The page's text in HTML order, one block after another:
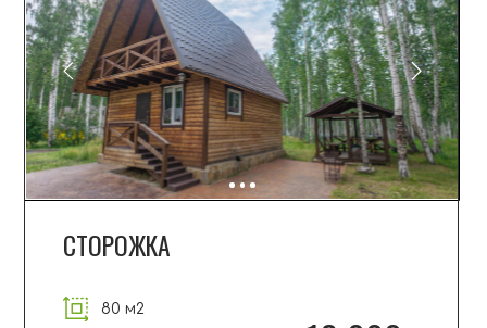
от 20 000
6+1 мест
80 м2
ЗАБРОНИРОВАТЬ
ПОДРОБНЕЕ